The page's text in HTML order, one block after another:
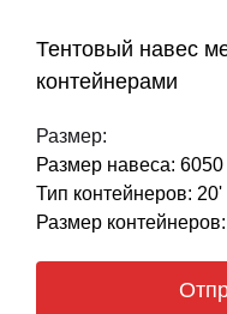
Тентовый навес
контейнерами
Размер:
Размер навеса:
Тип контейнеров:
Размер